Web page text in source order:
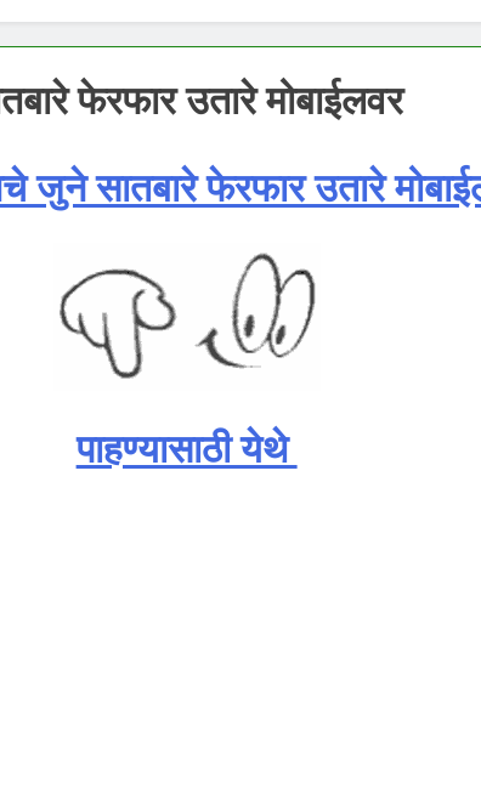
फेरफार उतारे मोबाईलवर
जुने सातबारे फेरफार उतारे
पाहण्यासाठी येथे